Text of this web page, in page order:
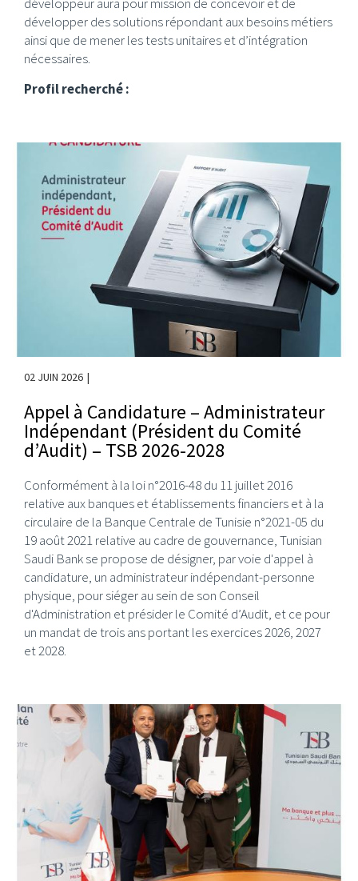
développer des solutions répondant aux besoins métiers
ainsi que de mener les tests unitaires et d’intégration
nécessaires.
Profil recherché :
02 JUIN 2026
Appel à Candidature – Administrateur
Indépendant (Président du Comité
d’Audit) – TSB 2026-2028
Conformément à la loi n°2016-48 du 11 juillet 2016
relative aux banques et établissements financiers et à la
circulaire de la Banque Centrale de Tunisie n°2021-05 du
19 août 2021 relative au cadre de gouvernance, Tunisian
Saudi Bank se propose de désigner, par voie d'appel à
candidature, un administrateur indépendant-personne
physique, pour siéger au sein de son Conseil
d'Administration et présider le Comité d’Audit, et ce pour
un mandat de trois ans portant les exercices 2026, 2027
et 2028.